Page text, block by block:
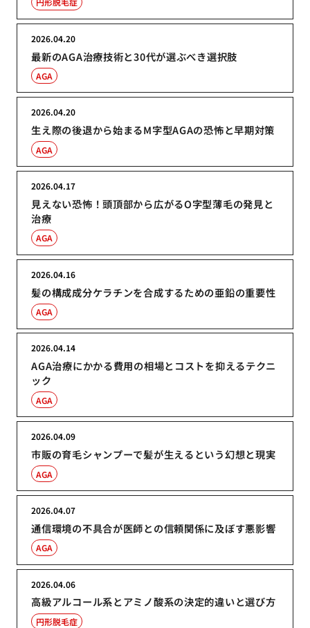
最新のAGA治療技術と30代が選ぶべき選択肢
2026.04.20
AGA
生え際の後退から始まるM字型AGAの恐怖と早期対策
2026.04.20
AGA
見えない恐怖！頭頂部から広がるO字型薄毛の発見と
治療
2026.04.17
AGA
髪の構成成分ケラチンを合成するための亜鉛の重要性
2026.04.16
AGA
AGA治療にかかる費用の相場とコストを抑えるテクニ
ック
2026.04.14
AGA
市販の育毛シャンプーで髪が生えるという幻想と現実
2026.04.09
AGA
通信環境の不具合が医師との信頼関係に及ぼす悪影響
2026.04.07
AGA
高級アルコール系とアミノ酸系の決定的違いと選び方
2026.04.06
円形脱毛症